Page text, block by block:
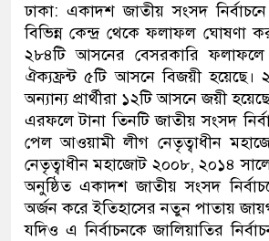
২৮ লাখ টাকার
থানা পুলিশ
যেকোনো সময়
নেতৃত্ব ও গণতন্ত্রের
যে ভাবে ডেভিড
‘আজহার খান’
ঢাকা: একাদশ জাতীয় সংসদ
বিভিন্ন কেন্দ্র থেকে ফলাফল ঘোষণা
২৮৪টি আসনের বেসরকারি
ঐক্যফ্রন্ট ৫টি আসনে বিজয়ী হয়েছে।
অন্যান্য প্রার্থীরা ১২টি আসনে জয়ী
এরফলে টানা তিনটি জাতীয় সংসদ
পেল আওয়ামী লীগ নেতৃত্বাধীন
নেতৃত্বাধীন মহাজোট ২০০৮, ২০১৪
অনুষ্ঠিত একাদশ জাতীয় সংসদ
অর্জন করে ইতিহাসের নতুন পাতায়
যদিও এ নির্বাচনকে জালিয়াতির